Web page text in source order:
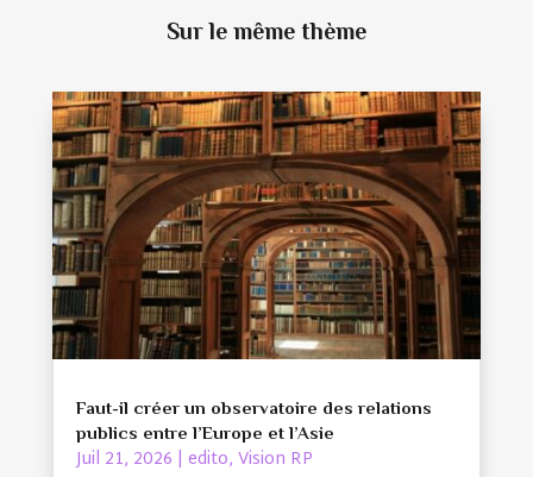
Sur le même thème
Faut-il créer un observatoire des relations
publics entre l’Europe et l’Asie
Juil 21, 2026 | edito, Vision RP